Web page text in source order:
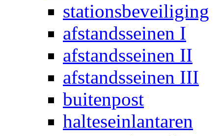
stationsbeveiliging
afstandsseinen I
afstandsseinen II
afstandsseinen III
buitenpost
halteseinlantaren